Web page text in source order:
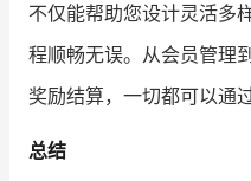
不仅能帮助您设计灵活多
程顺畅无误。从会员管理
奖励结算，一切都可以通
总结